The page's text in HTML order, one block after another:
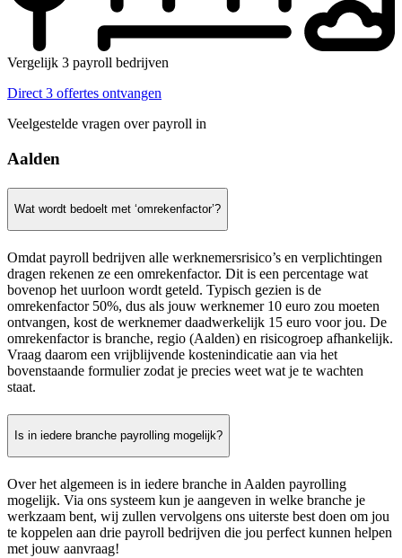
Vergelijk 3 payroll bedrijven
Direct 3 offertes ontvangen
Veelgestelde vragen over payroll in
Aalden
Wat wordt bedoelt met ‘omrekenfactor’?
Omdat payroll bedrijven alle werknemersrisico’s en verplichtingen
dragen rekenen ze een omrekenfactor. Dit is een percentage wat
bovenop het uurloon wordt geteld. Typisch gezien is de
omrekenfactor 50%, dus als jouw werknemer 10 euro zou moeten
ontvangen, kost de werknemer daadwerkelijk 15 euro voor jou. De
omrekenfactor is branche, regio (Aalden) en risicogroep afhankelijk.
Vraag daarom een vrijblijvende kostenindicatie aan via het
bovenstaande formulier zodat je precies weet wat je te wachten
staat.
Is in iedere branche payrolling mogelijk?
Over het algemeen is in iedere branche in Aalden payrolling
mogelijk. Via ons systeem kun je aangeven in welke branche je
werkzaam bent, wij zullen vervolgens ons uiterste best doen om jou
te koppelen aan drie payroll bedrijven die jou perfect kunnen helpen
met jouw aanvraag!